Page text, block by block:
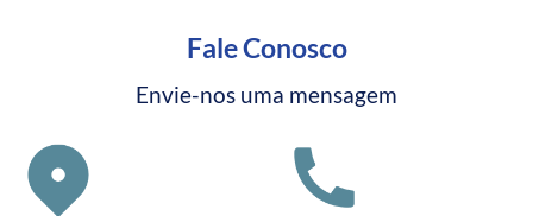
Fale Conosco
Envie-nos uma mensagem